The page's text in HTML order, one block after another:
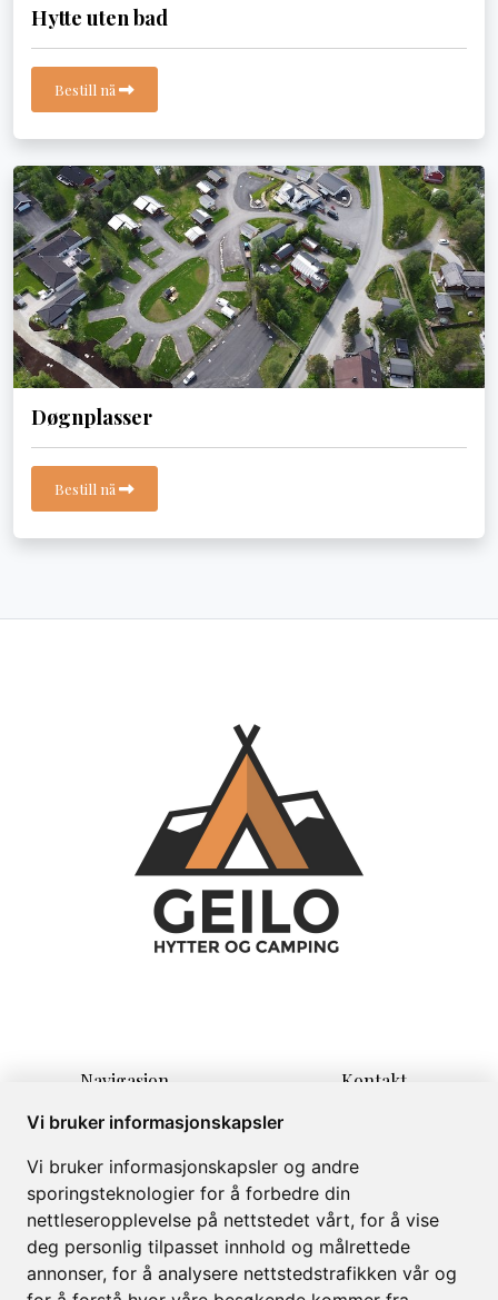
Vi bruker informasjonskapsler
Vi bruker informasjonskapsler og andre
sporingsteknologier for å forbedre din
nettleseropplevelse på nettstedet vårt, for å vise
deg personlig tilpasset innhold og målrettede
annonser, for å analysere nettstedstrafikken vår og
Hytte uten bad
Bestill nå
Døgnplasser
Bestill nå
Navigasjon
Hjem
Informasjon
Om
Galleri
Kontakt
info@campinggeilo.no
+47 57999999